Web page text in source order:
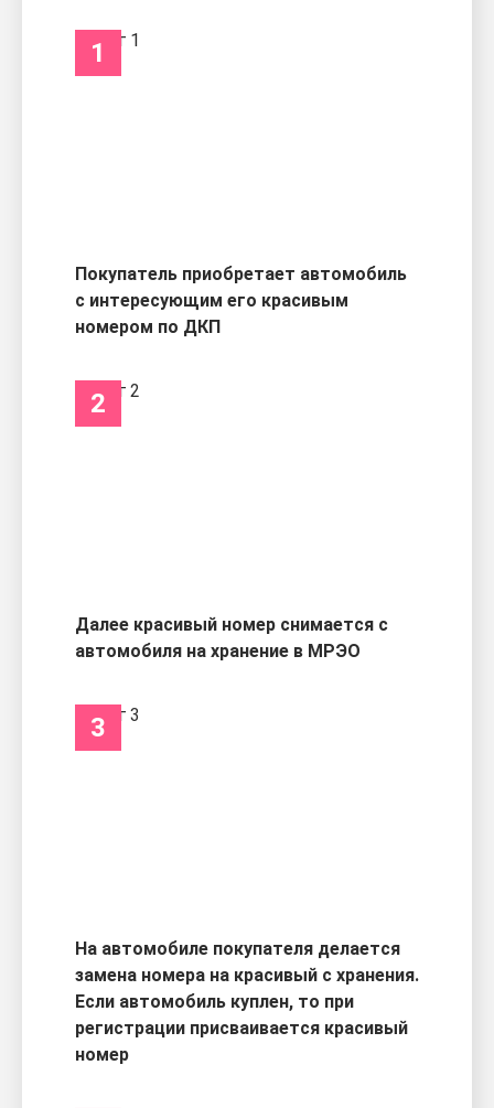
1
Покупатель приобретает автомобиль
с интересующим его красивым
номером по ДКП
2
Далее красивый номер снимается с
автомобиля на хранение в МРЭО
3
На автомобиле покупателя делается
замена номера на красивый с хранения.
Если автомобиль куплен, то при
регистрации присваивается красивый
номер